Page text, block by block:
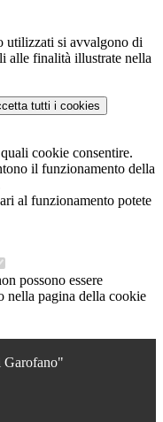
utilizzati si avvalgono di
alle finalità illustrate nella
tutti i cookies
cookie consentire.
il funzionamento della
al funzionamento potete
possono essere
nella pagina della cookie
Garofano"